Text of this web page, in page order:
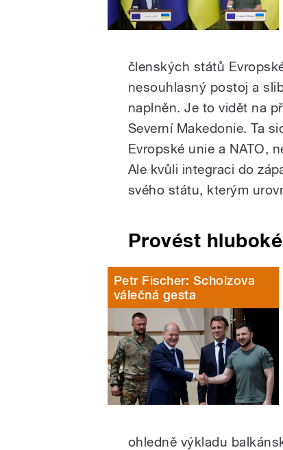
členských států
nesouhlasný postoj a
naplněn. Je to vidět na
Severní Makedonie. Ta
Evropské unie a NATO,
Ale kvůli integraci do
svého státu, kterým
Provést
Petr Fischer: Scholzova
válečná gesta
ohledně výkladu